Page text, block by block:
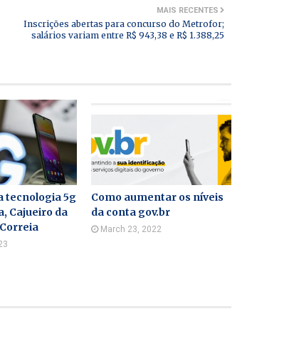
MAIS RECENTES
Inscrições abertas para concurso do Metrofor;
salários variam entre R$ 943,38 e R$ 1.388,25
tecnologia 5g
Cajueiro da
Como aumentar os níveis
da conta gov.br
March 23, 2022